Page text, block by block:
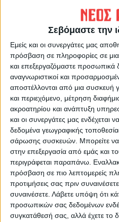
Σεβόμαστε την
Εμείς και οι συνεργάτες μας
πρόσβαση σε πληροφορίες σε
και επεξεργαζόμαστε προσωπικά
αναγνωριστικοί και
αποστέλλονται από μια συσκευή
και περιεχόμενο, μέτρηση
ακροατηρίου και ανάπτυξη
και οι συνεργάτες μας ενδέχεται
δεδομένα γεωγραφικής
σάρωσης συσκευών. Μπορείτε να
στην επεξεργασία από εμάς και
περιγράφεται παραπάνω.
πρόσβαση σε πιο λεπτομερείς
προτιμήσεις σας πριν
συναινέσετε. Λάβετε υπόψη ότι
προσωπικών σας δεδομένων
συγκατάθεσή σας, αλλά έχετε το
κινδυνεύει με
στοχοποιείται γενικά ως
απόγευμα όλους τους
συνδικαλιστικούς φορείς
στην αίθουσα Ομοσπονδίας
Παπανδρέου 32 με θέμα τον
φορολογική πολιτική .
Ο Πρόεδρος Ο Γεν.
Αντωνίου Αριστοτέλης
Τελευταίες Ειδήσεις